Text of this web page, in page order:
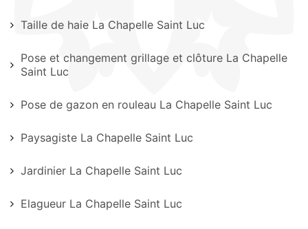
Taille de haie La Chapelle Saint Luc
Pose et changement grillage et clôture La Chapelle
Saint Luc
Pose de gazon en rouleau La Chapelle Saint Luc
Paysagiste La Chapelle Saint Luc
Jardinier La Chapelle Saint Luc
Elagueur La Chapelle Saint Luc